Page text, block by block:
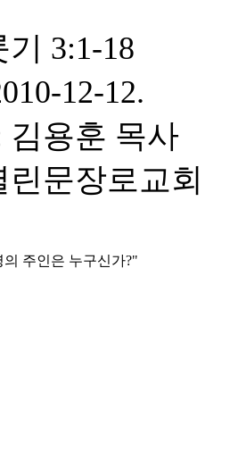
3:1-18
12-12.
김용훈 목사
린문장로교회
주인은 누구신가?"